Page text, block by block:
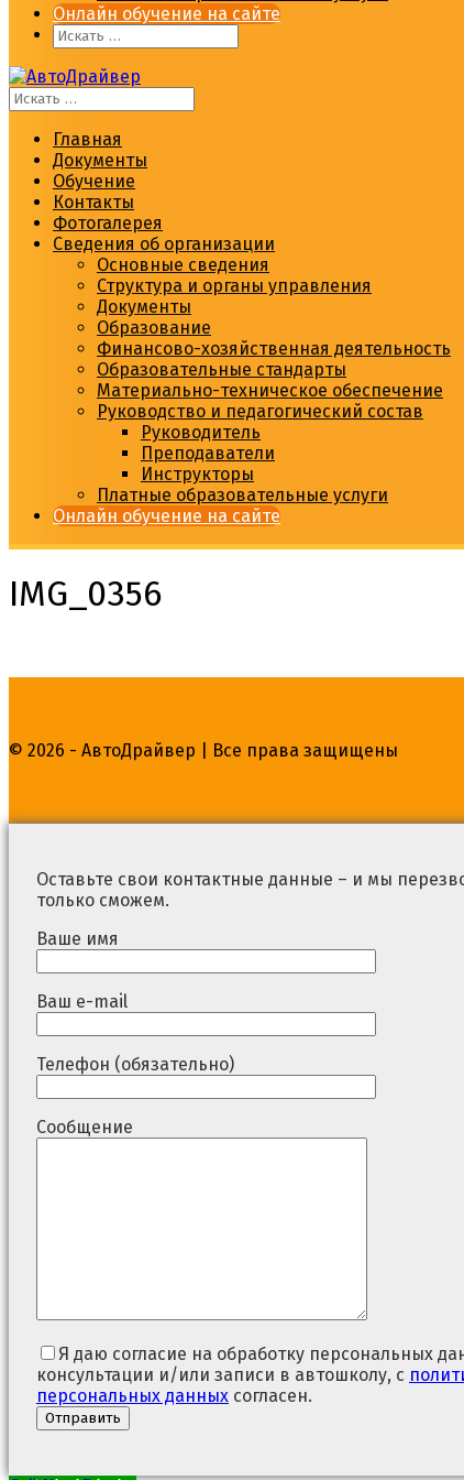
Онлайн обучение на сайте
Главная
Документы
Обучение
Контакты
Фотогалерея
Сведения об организации
Основные сведения
Структура и органы управления
Документы
Образование
Финансово-хозяйственная деятельность
Образовательные стандарты
Материально-техническое обеспечение
Руководство и педагогический состав
Руководитель
Преподаватели
Инструкторы
Платные образовательные услуги
Онлайн обучение на сайте
IMG_0356
© 2026 - АвтоДрайвер | Все права защищены
Оставьте свои контактные данные – и мы
только сможем.
Ваше имя
Ваш e-mail
Телефон (обязательно)
Сообщение
Я даю согласие на обработку персональных
консультации и/или записи в автошколу, с
персональных данных согласен.